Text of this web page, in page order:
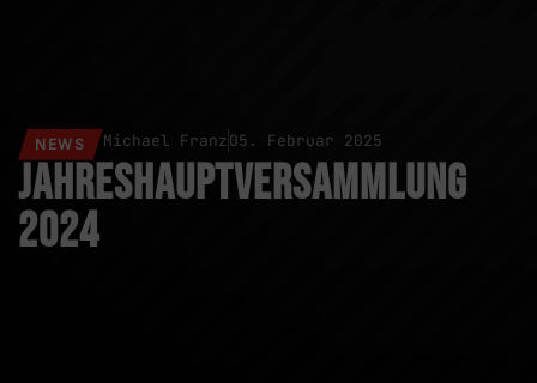
NEWS Michael Franz05. Februar 2025
Jahreshauptversammlung
2024